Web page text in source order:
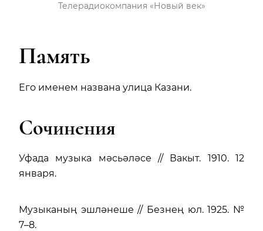
Телерадиокомпания «Новый век»
Память
Его именем названа улица Казани.
Сочинения
Уфада музыка мәсьәләсе // Вакыт. 1910. 12
января.
Музыканың эшләнеше // Безнең юл. 1925. №
7–8.